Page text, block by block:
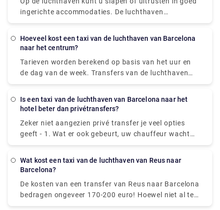
Figueres, wordt beschouwd als een van Dal's laatste
grote werken van kunst.
ontspannen terwijl u wacht.
ingerichte accommodaties. De luchthaven
Barcelona-El Prat biedt urenlang aantrekkelijke en
slapen of een paar uur comfortabel te ontspannen
Hoeveel kost een taxi van de luchthaven van Barcelona
naar het centrum?
Tarieven worden berekend op basis van het uur en
de dag van de week. Transfers van de luchthaven
van Barcelona naar het centrum kosten gemiddeld
een privéluchthavenvervoer te boeken, aangezien dit
boeken, geen verborgen kosten, een groot
wagenpark, Engelssprekende deskundige
betalingsmethoden en nog veel meer.
Is een taxi van de luchthaven van Barcelona naar het
hotel beter dan privétransfers?
Zeker niet aangezien privé transfer je veel opties
geeft - 1. Wat er ook gebeurt, uw chauffeur wacht
op u. 2. Waarde: Profiteer van een hoogwaardige
Snelheid: de privétransfer brengt u snel naar uw
deur tot deur: de privétransfer brengt u rechtstreeks
naar de deur van uw hotel voor totale gemoedsrust.
Wat kost een taxi van de luchthaven van Reus naar
Barcelona?
De kosten van een transfer van Reus naar Barcelona
bedragen ongeveer 170-200 euro! Hoewel niet al te
erg als je met een groep van drie of vier bent, en ze